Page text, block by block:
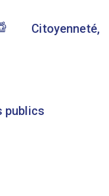
Citoyenneté,
publics